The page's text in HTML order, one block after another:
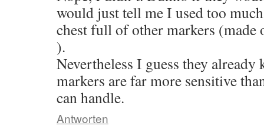
would just tell me I used too
chest full of other markers (made
).
Nevertheless I guess they already
markers are far more sensitive
can handle.
Antworten